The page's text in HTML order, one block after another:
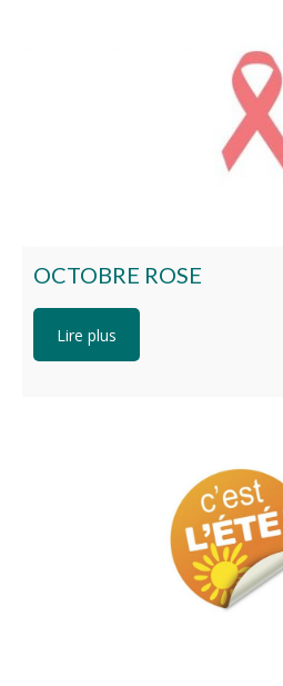
OCTOBRE ROSE
Lire plus